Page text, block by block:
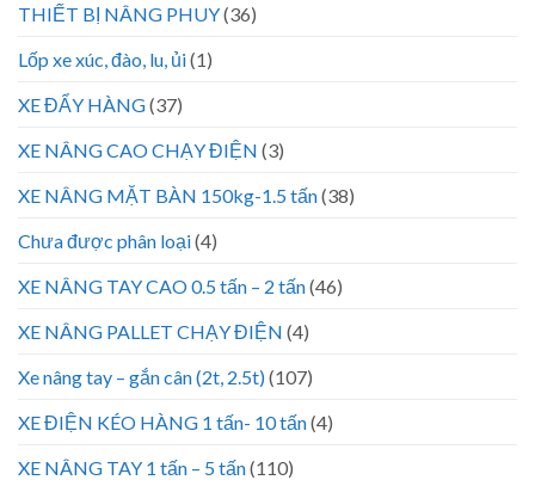
THIẾT BỊ NÂNG PHUY(36)
Lốp xe xúc, đào, lu, ủi(1)
XE ĐẨY HÀNG(37)
XE NÂNG CAO CHẠY ĐIỆN (3)
XE NÂNG MẶT BÀN 150kg-1.5 tấn(38)
Chưa được phân loại(4)
XE NÂNG TAY CAO 0.5 tấn – 2 tấn(46)
XE NÂNG PALLET CHẠY ĐIỆN (4)
Xe nâng tay – gắn cân (2t, 2.5t)(107)
XE ĐIỆN KÉO HÀNG 1 tấn- 10 tấn(4)
XE NÂNG TAY 1 tấn – 5 tấn(110)